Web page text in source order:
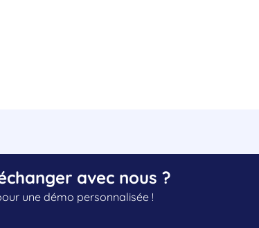
avec nous ?
une démo personnalisée !